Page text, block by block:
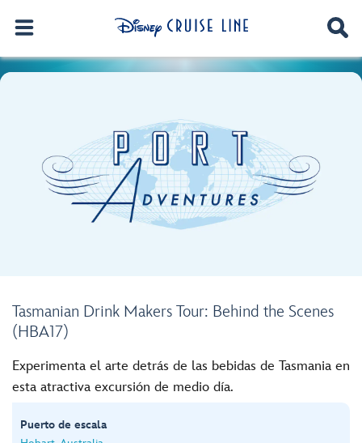
Tasmanian Drink Makers Tour: Behind the Scenes
(HBA17)
Experimenta el arte detrás de las bebidas de Tasmania en
esta atractiva excursión de medio día.
Puerto de escala